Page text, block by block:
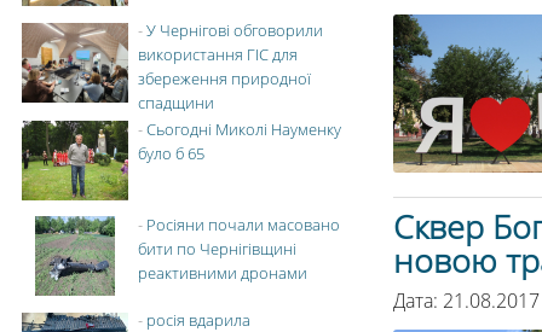
Сквер
новою
Дата:
-У Чернігові обговорили
використання ГІС для
збереження природної
спадщини
-Сьогодні Миколі Науменку
було б 65
- Росіяни почали масовано
бити по Чернігівщині
реактивними дронами
- росія вдарила